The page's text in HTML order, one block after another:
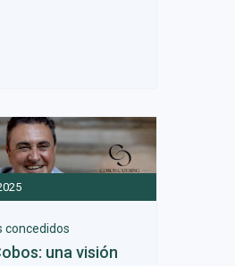
concedidos
una visión